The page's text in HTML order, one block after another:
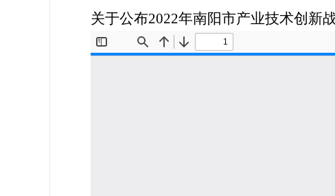
关于公布2022年南阳市产业技术创新